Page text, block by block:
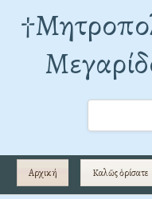
Αρχική Καλῶς ὁρίσατε